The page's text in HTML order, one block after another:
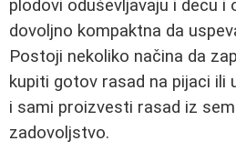
plodovi oduševljavaju i decu i
dovoljno kompaktna da
Postoji nekoliko načina da
kupiti gotov rasad na pijaci ili
i sami proizvesti rasad iz
zadovoljstvo.